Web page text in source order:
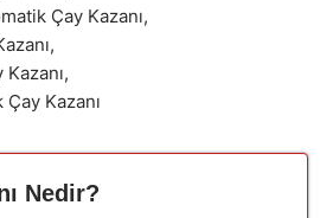
Çay Kazanı,
,
,
Kazanı
Nedir?